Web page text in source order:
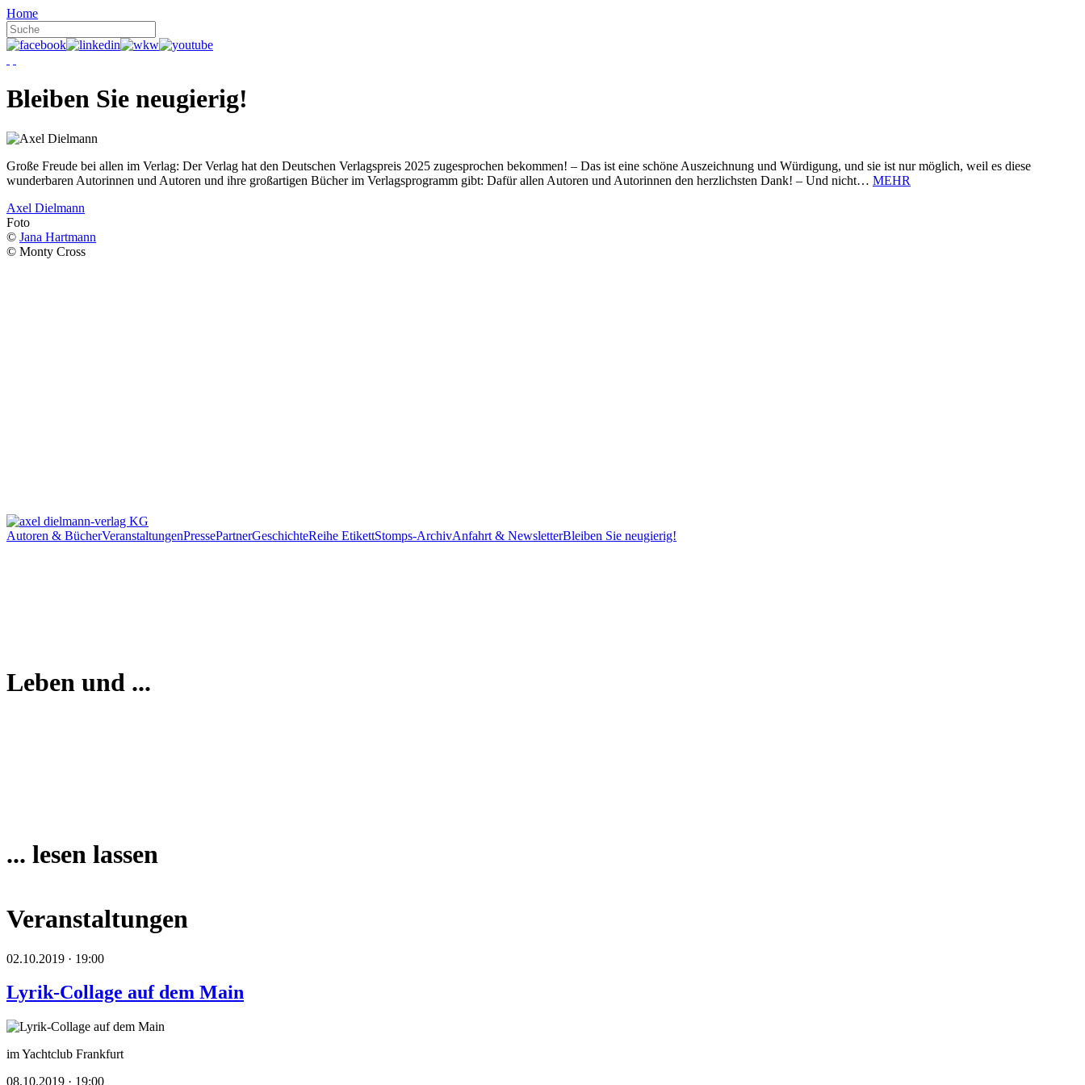
Home
Bleiben Sie neugierig!
Große Freude bei allen im Verlag: Der Verlag hat den Deutschen Verlagspreis 2025 zugesprochen bekommen! – Das ist eine schöne Auszeichnung und Würdigung, und sie ist nur möglich, weil es diese
wunderbaren Autorinnen und Autoren und ihre großartigen Bücher im Verlagsprogramm gibt: Dafür allen Autoren und Autorinnen den herzlichsten Dank! – Und nicht… MEHR
Axel Dielmann
Foto
© Jana Hartmann
© Monty Cross
Autoren & BücherVeranstaltungenPressePartnerGeschichteReihe EtikettStomps-ArchivAnfahrt & NewsletterBleiben Sie neugierig!
Leben und ...
... lesen lassen
Veranstaltungen
02.10.2019 · 19:00
Lyrik-Collage auf dem Main
im Yachtclub Frankfurt
08.10.2019 · 19:00